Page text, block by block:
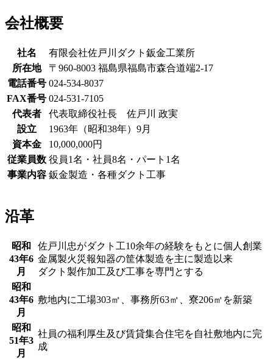
会社概要
社名
有限会社佐戸川ダクト鈑金工業所
所在地
〒960-8003 福島県福島市森合道端2-17
電話番号 024-534-8037
FAX番号 024-531-7105
代表者
代表取締役社長 佐戸川 政実
設立
1963年（昭和38年）9月
資本金
10,000,000円
従業員数 役員1名・社員8名・パート1名
事業内容 鈑金製造・各種ダクト工事
沿革
昭和
43年6
月
佐戸川忠がダクト工10余年の経験をもとに個人創業
金属製火災報知器の筐体製造を主に製造以来
ダクト製作加工及び工事を専門とする
昭和
43年6
月
敷地内に工場303㎡、事務所63㎡、寮206㎡を新築
昭和
51年3
月
社員の福利厚生及び賃貸集合住宅を自社敷地内に完
成